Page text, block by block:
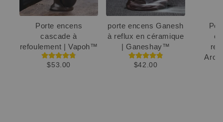
Porte encens
cascade à
refoulement | Vapoh™
$53.00
porte encens Ganesh
à reflux en céramique
| Ganeshay™
$42.00